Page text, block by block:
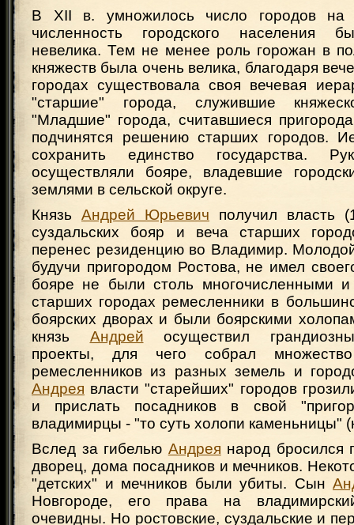
В XII в. умножилось число городов
численность городского населения
невелика. Тем не менее роль горожан в
княжеств была очень велика, благодаря
городах существовала своя вечевая
"старшие" города, служившие
"Младшие" города, считавшиеся
подчинятся решению старших городов.
сохранить единство государства.
осуществляли бояре, владевшие
землями в сельской округе.
Князь Андрей Юрьевич получил власть
суздальских бояр и веча старших
перенес резиденцию во Владимир.
будучи пригородом Ростова, не имел
бояре не были столь многочисленными
старших городах ремесленники в
боярских дворах и были боярскими
князь Андрей осуществил
проекты, для чего собрал
ремесленников из разных земель и
Андрея власти "старейших" городов
и прислать посадников в свой
владимирцы - "то суть холопи каменьницы"
Вслед за гибелью Андрея народ бросился
дворец, дома посадников и мечников.
"детских" и мечников были убиты. Сын
Новгороде, его права на
очевидны. Но ростовские, суздальские и